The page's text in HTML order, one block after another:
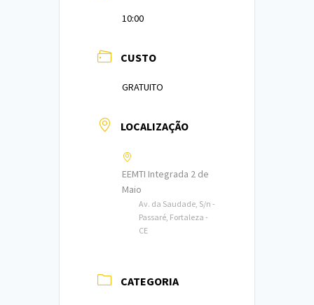
10:00
CUSTO
GRATUITO
LOCALIZAÇÃO
EEMTI Integrada 2 de
Maio
Av. da Saudade, S/n -
Passaré, Fortaleza -
CE
CATEGORIA